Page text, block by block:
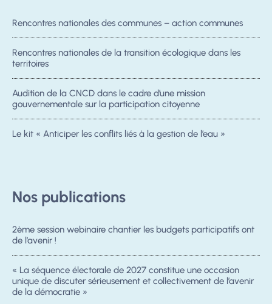
Rencontres nationales des communes – action communes
Rencontres nationales de la transition écologique dans les
territoires
Audition de la CNCD dans le cadre d’une mission
gouvernementale sur la participation citoyenne
Le kit « Anticiper les conflits liés à la gestion de l’eau »
Nos publications
2ème session webinaire chantier les budgets participatifs ont
de l’avenir !
« La séquence électorale de 2027 constitue une occasion
unique de discuter sérieusement et collectivement de l’avenir
de la démocratie »